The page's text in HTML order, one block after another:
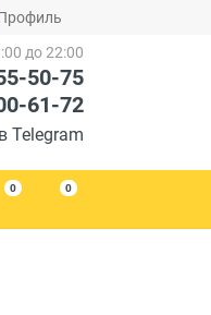
до 22:00
50-75
61-72
0 0